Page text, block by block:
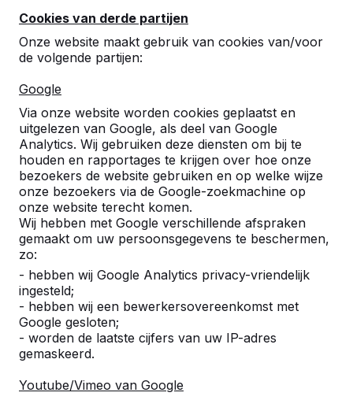
Cookies van derde partijen
Onze website maakt gebruik van cookies van/voor
de volgende partijen:
Google
Via onze website worden cookies geplaatst en
uitgelezen van Google, als deel van Google
Analytics. Wij gebruiken deze diensten om bij te
houden en rapportages te krijgen over hoe onze
bezoekers de website gebruiken en op welke wijze
onze bezoekers via de Google-zoekmachine op
onze website terecht komen.
Wij hebben met Google verschillende afspraken
gemaakt om uw persoonsgegevens te beschermen,
zo:
- hebben wij Google Analytics privacy-vriendelijk
ingesteld;
- hebben wij een bewerkersovereenkomst met
Google gesloten;
- worden de laatste cijfers van uw IP-adres
gemaskeerd.
Youtube/Vimeo van Google
Referenties
U vindt onze producten in heel Europa en
zelfs daarbuiten. Bekijk hier waar bij u in de
buurt al een HeBlad product staat.
Product
Alles weergeven
Categorie
Alles weergeven
Zoek op plaats of postcode